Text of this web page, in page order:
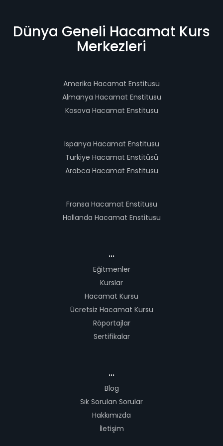
Dünya Geneli Hacamat Kurs
Merkezleri
Amerika Hacamat Enstitüsü
Almanya Hacamat Enstitusu
Kosova Hacamat Enstitusu
Ispanya Hacamat Enstitusu
Turkiye Hacamat Enstitüsü
Arabca Hacamat Enstitusu
Fransa Hacamat Enstitusu
Hollanda Hacamat Enstitusu
...
Eğitmenler
Kurslar
Hacamat Kursu
Ücretsiz Hacamat Kursu
Röportajlar
Sertifikalar
...
Blog
Sık Sorulan Sorular
Hakkımızda
İletişim